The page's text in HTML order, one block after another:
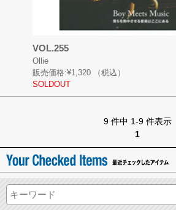
VOL.255
Ollie
販売価格:¥1,320
（税込）
SOLDOUT
9 件中 1-9 件表示
1